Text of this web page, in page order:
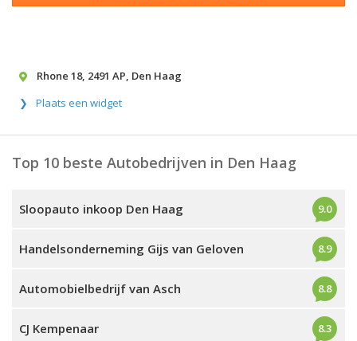
Rhone 18, 2491 AP, Den Haag
Plaats een widget
Top 10 beste Autobedrijven in Den Haag
Sloopauto inkoop Den Haag 9.0
Handelsonderneming Gijs van Geloven 8.9
Automobielbedrijf van Asch 8.8
CJ Kempenaar 8.3